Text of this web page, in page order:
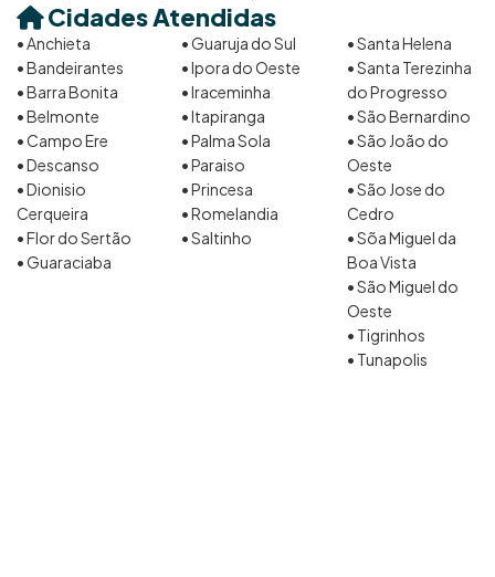
Cidades Atendidas
• Anchieta
• Bandeirantes
• Barra Bonita
• Belmonte
• Campo Ere
• Descanso
• Dionisio
Cerqueira
• Flor do Sertão
• Guaraciaba
• Guaruja do Sul
• Ipora do Oeste
• Iraceminha
• Itapiranga
• Palma Sola
• Paraiso
• Princesa
• Romelandia
• Saltinho
• Santa Helena
• Santa Terezinha
do Progresso
• São Bernardino
• São João do
Oeste
• São Jose do
Cedro
• Sõa Miguel da
Boa Vista
• São Miguel do
Oeste
• Tigrinhos
• Tunapolis